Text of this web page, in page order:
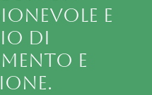
e
di
e